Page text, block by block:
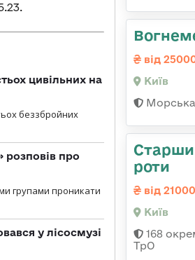
цивільних на
беззбройних
розповів про
групами проникати
у лісосмузі
від
Київ
роти
від
Київ
168
ТрО